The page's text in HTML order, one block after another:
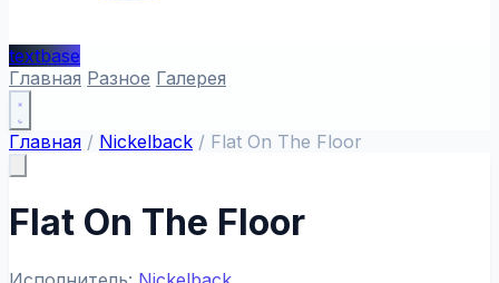
textbase
Главная Разное Галерея
Главная / Nickelback / Flat On The Floor
Flat On The Floor